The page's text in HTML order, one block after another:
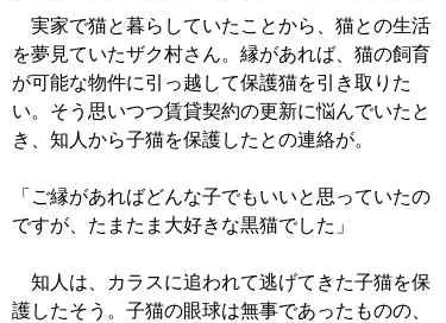
実家で猫と暮らしていたことから、猫との生活
を夢見ていたザク村さん。縁があれば、猫の飼育
が可能な物件に引っ越して保護猫を引き取りた
い。そう思いつつ賃貸契約の更新に悩んでいたと
き、知人から子猫を保護したとの連絡が。
「ご縁があればどんな子でもいいと思っていたの
ですが、たまたま大好きな黒猫でした」
知人は、カラスに追われて逃げてきた子猫を保
護したそう。子猫の眼球は無事であったものの、